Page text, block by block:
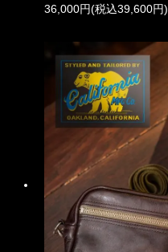
36,000円(税込39,600円)